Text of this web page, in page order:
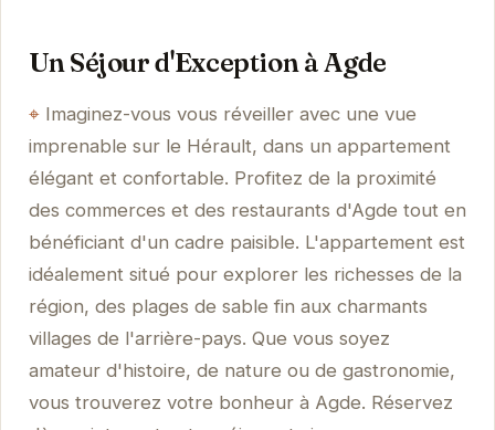
Un Séjour d'Exception à Agde
Imaginez-vous vous réveiller avec une vue
imprenable sur le Hérault, dans un appartement
élégant et confortable. Profitez de la proximité
des commerces et des restaurants d'Agde tout en
bénéficiant d'un cadre paisible. L'appartement est
idéalement situé pour explorer les richesses de la
région, des plages de sable fin aux charmants
villages de l'arrière-pays. Que vous soyez
amateur d'histoire, de nature ou de gastronomie,
vous trouverez votre bonheur à Agde. Réservez